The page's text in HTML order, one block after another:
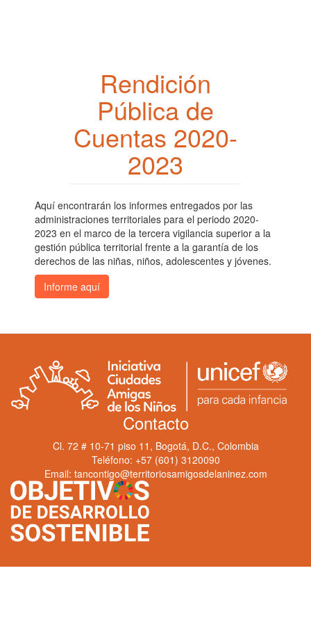
Rendición
Pública de
Cuentas 2020-
2023
Aquí encontrarán los informes entregados por las
administraciones territoriales para el periodo 2020-
2023 en el marco de la tercera vigilancia superior a la
gestión pública territorial frente a la garantía de los
derechos de las niñas, niños, adolescentes y jóvenes.
Informe aquí
Contacto
Cl. 72 # 10-71 piso 11, Bogotá, D.C., Colombia
Teléfono: +57 (601) 3120090
Email: tancontigo@territoriosamigosdelaninez.com